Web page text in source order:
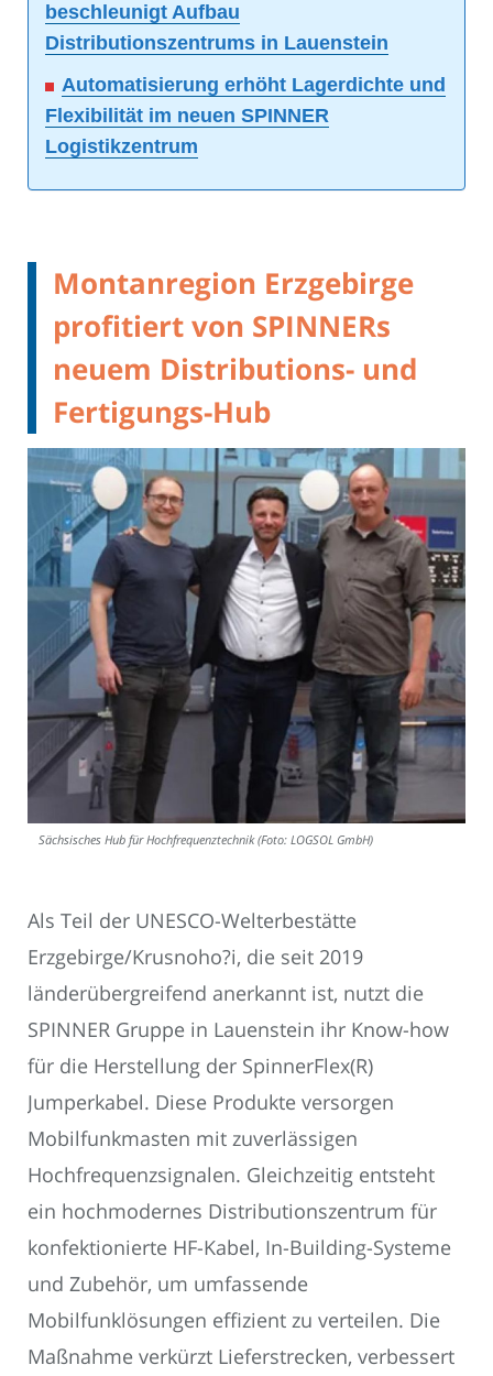
beschleunigt Aufbau
Distributionszentrums in Lauenstein
Automatisierung erhöht Lagerdichte und
Flexibilität im neuen SPINNER
Logistikzentrum
Montanregion Erzgebirge
profitiert von SPINNERs
neuem Distributions- und
Fertigungs-Hub
Sächsisches Hub für Hochfrequenztechnik (Foto: LOGSOL GmbH)
Als Teil der UNESCO-Welterbestätte
Erzgebirge/Krusnoho?i, die seit 2019
länderübergreifend anerkannt ist, nutzt die
SPINNER Gruppe in Lauenstein ihr Know-how
für die Herstellung der SpinnerFlex(R)
Jumperkabel. Diese Produkte versorgen
Mobilfunkmasten mit zuverlässigen
Hochfrequenzsignalen. Gleichzeitig entsteht
ein hochmodernes Distributionszentrum für
konfektionierte HF-Kabel, In-Building-Systeme
und Zubehör, um umfassende
Mobilfunklösungen effizient zu verteilen. Die
Maßnahme verkürzt Lieferstrecken, verbessert